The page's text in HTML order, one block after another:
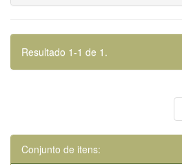
Resultado 1-1 de 1.
Conjunto de itens: